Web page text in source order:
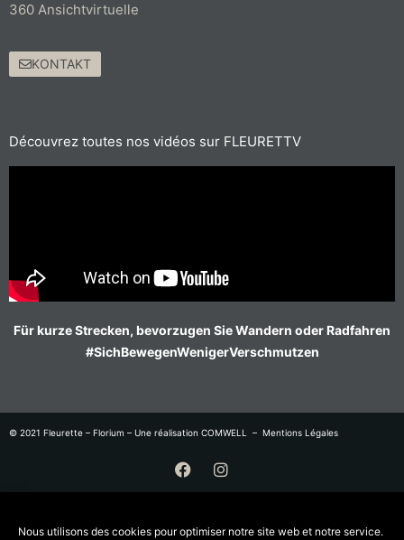
Nous utilisons des cookies pour optimiser notre site web et notre service.
360 Ansichtvirtuelle
KONTAKT
Découvrez toutes nos vidéos sur FLEURETTV
Für kurze Strecken, bevorzugen Sie Wandern oder Radfahren
#SichBewegenWenigerVerschmutzen
© 2021 Fleurette – Florium – Une réalisation COMWELL – Mentions Légales
Katalog